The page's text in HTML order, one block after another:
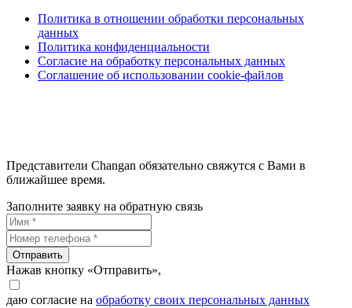
Политика в отношении обработки персональных
данных
Политика конфиденциальности
Согласие на обработку персональных данных
Соглашение об использовании cookie-файлов
Представители Changan обязательно свяжутся с Вами в
ближайшее время.
Заполните заявку на обратную связь
Отправить
Нажав кнопку «Отправить»,
даю согласие на обработку своих персональных данных